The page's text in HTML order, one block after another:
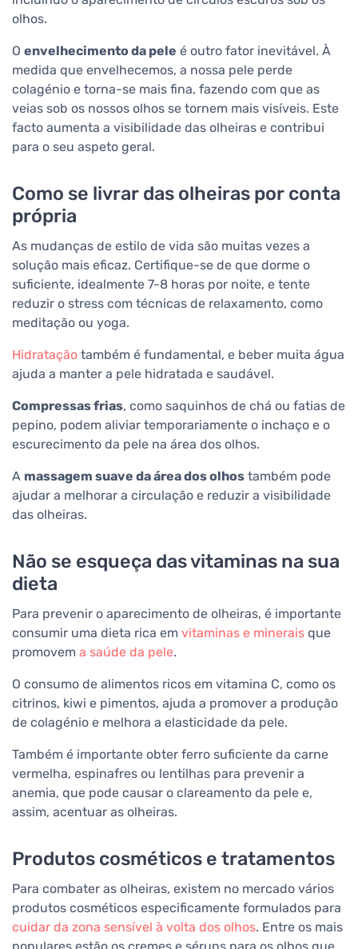
olhos.
O envelhecimento da pele é outro fator inevitável. À
medida que envelhecemos, a nossa pele perde
colagénio e torna-se mais fina, fazendo com que as
veias sob os nossos olhos se tornem mais visíveis. Este
facto aumenta a visibilidade das olheiras e contribui
para o seu aspeto geral.
Como se livrar das olheiras por conta
própria
As mudanças de estilo de vida são muitas vezes a
solução mais eficaz. Certifique-se de que dorme o
suficiente, idealmente 7-8 horas por noite, e tente
reduzir o stress com técnicas de relaxamento, como
meditação ou yoga.
Hidratação também é fundamental, e beber muita água
ajuda a manter a pele hidratada e saudável.
Compressas frias, como saquinhos de chá ou fatias de
pepino, podem aliviar temporariamente o inchaço e o
escurecimento da pele na área dos olhos.
A massagem suave da área dos olhos também pode
ajudar a melhorar a circulação e reduzir a visibilidade
das olheiras.
Não se esqueça das vitaminas na sua
dieta
Para prevenir o aparecimento de olheiras, é importante
consumir uma dieta rica em vitaminas e minerais que
promovem a saúde da pele.
O consumo de alimentos ricos em vitamina C, como os
citrinos, kiwi e pimentos, ajuda a promover a produção
de colagénio e melhora a elasticidade da pele.
Também é importante obter ferro suficiente da carne
vermelha, espinafres ou lentilhas para prevenir a
anemia, que pode causar o clareamento da pele e,
assim, acentuar as olheiras.
Produtos cosméticos e tratamentos
Para combater as olheiras, existem no mercado vários
produtos cosméticos especificamente formulados para
cuidar da zona sensível à volta dos olhos. Entre os mais